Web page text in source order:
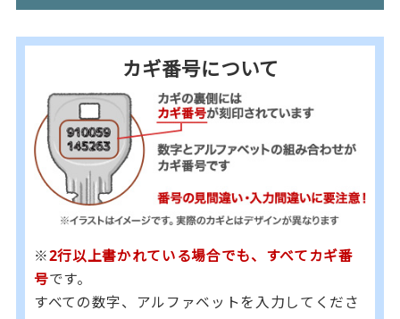
カギ番号について
※2行以上書かれている場合でも、すべてカギ番
号です。
すべての数字、アルファベットを入力してくださ